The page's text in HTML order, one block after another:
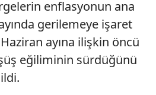
sunabilmek için İnternet
kişilere ait çerezler
vasıtasıyla çeşitli kişisel
gerekli olan çerezler bilgi
amacıyla
enflasyonun ana
gerilemeye işaret
ayına ilişkin öncü
eğiliminin sürdüğünü